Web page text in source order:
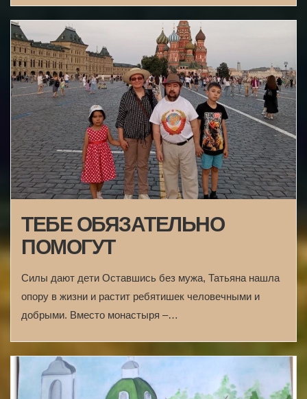
ТЕБЕ ОБЯЗАТЕЛЬНО
ПОМОГУТ
Силы дают дети Оставшись без мужа, Татьяна нашла
опору в жизни и растит ребятишек человечными и
добрыми. Вместо монастыря –…